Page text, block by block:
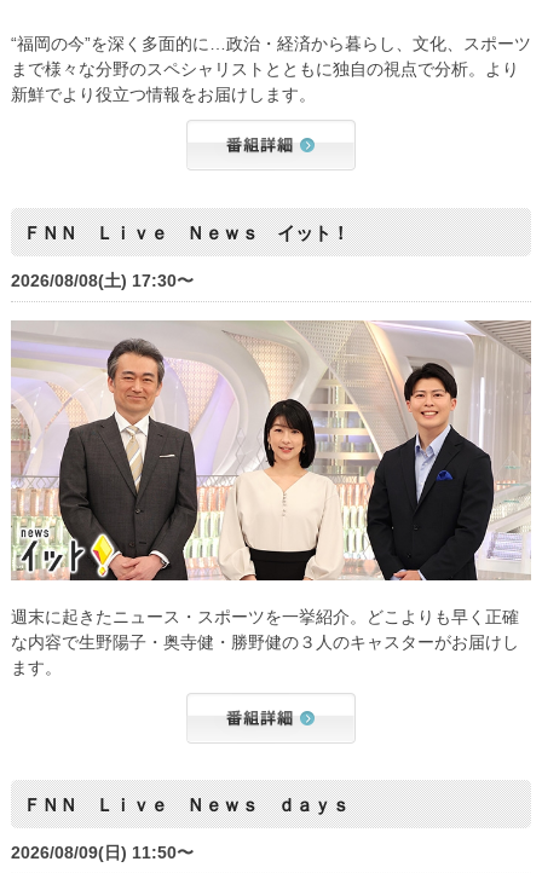
“福岡の今”を深く多面的に…政治・経済から暮らし、文化、スポーツ
まで様々な分野のスペシャリストとともに独自の視点で分析。より
新鮮でより役立つ情報をお届けします。
ＦＮＮ Ｌｉｖｅ Ｎｅｗｓ イット！
2026/08/08(土) 17:30〜
週末に起きたニュース・スポーツを一挙紹介。どこよりも早く正確
な内容で生野陽子・奥寺健・勝野健の３人のキャスターがお届けし
ます。
ＦＮＮ Ｌｉｖｅ Ｎｅｗｓ ｄａｙｓ
2026/08/09(日) 11:50〜